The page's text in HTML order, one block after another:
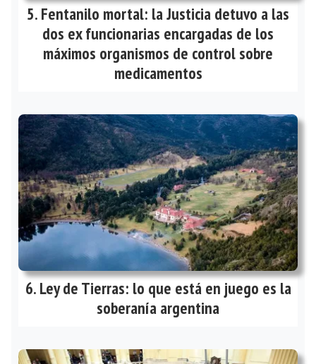
Fentanilo mortal: la Justicia detuvo a las
dos ex funcionarias encargadas de los
máximos organismos de control sobre
medicamentos
Ley de Tierras: lo que está en juego es la
soberanía argentina